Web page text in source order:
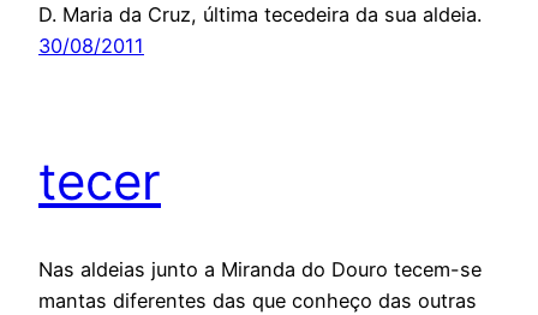
D. Maria da Cruz, última tecedeira da sua aldeia.
30/08/2011
tecer
Nas aldeias junto a Miranda do Douro tecem-se
mantas diferentes das que conheço das outras